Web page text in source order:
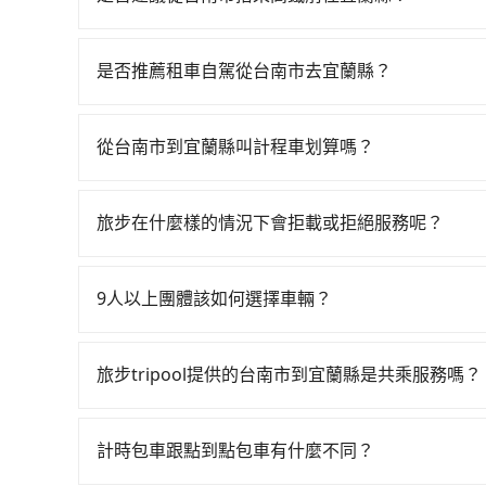
南-南港一天最多有73班次高鐵可搭乘。假設從台
車，搭上小黃後約花50分鐘、車費900元後，抵
南市少部分小黃司機不按表收費，看乘客是外地
乘車，也可參考tripool的拼車共乘服務，最多可再
是否推薦租車自駕從台南市去宜蘭縣？
合豐國際租賃、信通小客車租賃、松興小客車租
程限定200~400公里，超過還會額外加收
便。再者，租車地點可能離你的住家/辦公室/起點
從台南市到宜蘭縣叫計程車划算嗎？
到車，也可考慮打電話至附近的計程車隊，如港
時叫到小黃的難度是台北或新北的20倍之多。如
的最佳選擇。
旅步在什麼樣的情況下會拒載或拒絕服務呢？
訂購時填寫的數量。請務必確實填寫當日實際攜
9人以上團體該如何選擇車輛？
客車最多座位數量就是9人，如扣掉司機就只能乘
上。通常人數沒有超過10位，建議預約一台九人
旅步tripool提供的台南市到宜蘭縣是共乘服務嗎？
司機以外，從上車到下車期間，都不會再有其他
計時包車跟點到點包車有什麼不同？